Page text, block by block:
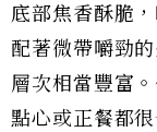
底部焦香酥脆
配著微帶嚼勁
層次相當豐富
點心或正餐都很